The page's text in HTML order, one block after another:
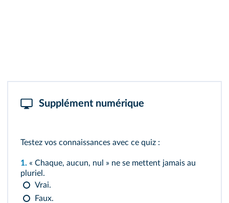
Supplément numérique
Testez vos connaissances avec ce quiz :
1. « Chaque, aucun, nul » ne se mettent jamais au
pluriel.
Vrai.
Faux.